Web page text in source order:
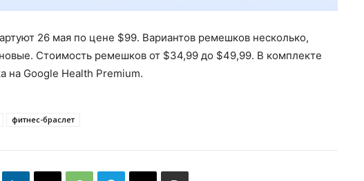
26 мая по цене $99. Вариантов ремешков несколько,
Стоимость ремешков от $34,99 до $49,99. В комплекте
на Google Health Premium.
фитнес-браслет